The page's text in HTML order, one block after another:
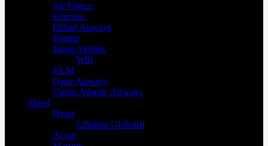
Air France
Emirates
Etihad Airways
Finnair
Japan Airlines
Wifi
KLM
Qatar Airways
Virgin Atlantic Airways
Hotel
Hyatt
Lifetime Globalist
Accor